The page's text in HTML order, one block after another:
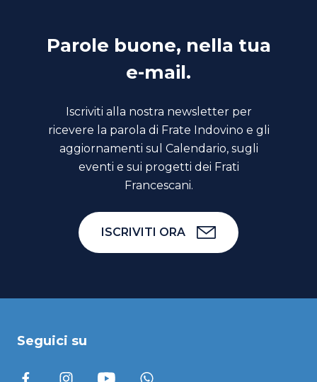
Parole buone, nella tua
e-mail.
Iscriviti alla nostra newsletter per
ricevere la parola di Frate Indovino e gli
aggiornamenti sul Calendario, sugli
eventi e sui progetti dei Frati
Francescani.
ISCRIVITI ORA
Seguici su